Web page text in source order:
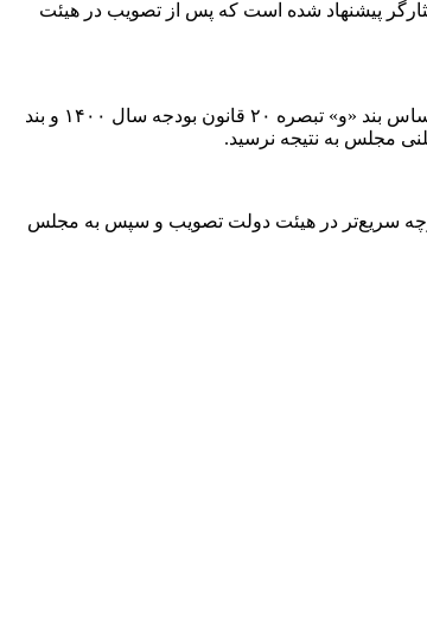
بودجه سال ۱۴۰۴ برای تسریع در تبدیل وضعیت نیروهای ایثارگر پیشنهاد شده است که پس از تصویب در هیئت
وی درباره جزئیات این موضوع توضیح داد: در لایحه بودجه ۱۴۰۴، بند، ماده و تبصره‌ای برای تبدیل وضعیت نیروهای ایثارگر پیشنهاد داده‌ایم. این پیشنهاد بر اساس بند «و» تبصره ۲۰ قانون بودجه سال ۱۴۰۰ و بند
این بند هرچه سریع‌تر در هیئت دولت تصویب و سپس به مجلس